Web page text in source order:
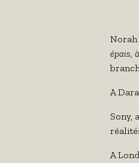
Norah
épais,
A
Sony,
A